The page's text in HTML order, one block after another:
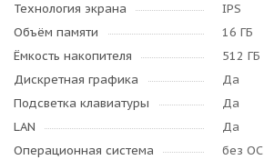
Технология экрана
IPS
Объём памяти
16 ГБ
Ёмкость накопителя
512 ГБ
Дискретная графика
Да
Подсветка клавиатуры
Да
LAN
Да
Операционная система
без ОС